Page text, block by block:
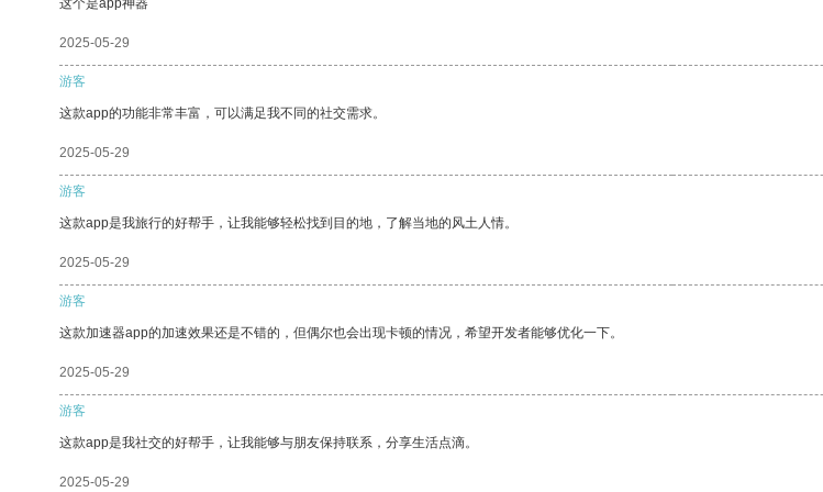
这个是app神器
2025-05-29
游客
这款app的功能非常丰富，可以满足我不同的社交需求。
2025-05-29
游客
这款app是我旅行的好帮手，让我能够轻松找到目的地，了解当地的风土人情。
2025-05-29
游客
这款加速器app的加速效果还是不错的，但偶尔也会出现卡顿的情况，希望开发者能够优化一下。
2025-05-29
游客
这款app是我社交的好帮手，让我能够与朋友保持联系，分享生活点滴。
2025-05-29